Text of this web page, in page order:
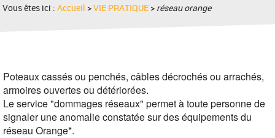
Vous êtes ici :Accueil >VIE PRATIQUE > réseau orange
Poteaux cassés ou penchés, câbles décrochés ou arrachés,
armoires ouvertes ou détériorées.
Le service "dommages réseaux" permet à toute personne de
signaler une anomalie constatée sur des équipements du
réseau Orange*.